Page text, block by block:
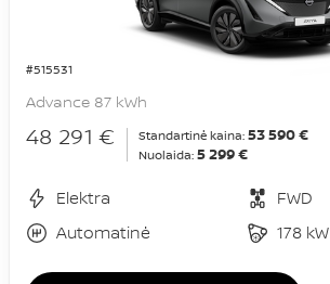
#515531
Advance 87 kWh
48 291 € Standartinė kaina: 53 590 €
Nuolaida: 5 299 €
Elektra
FWD
Automatinė
178 kW